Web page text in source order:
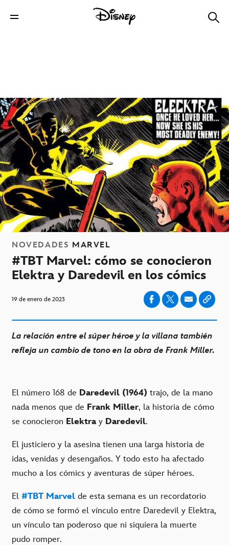
NOVEDADES MARVEL
#TBT Marvel: cómo se conocieron
Elektra y Daredevil en los cómics
19 de enero de 2023
La relación entre el súper héroe y la villana también
refleja un cambio de tono en la obra de Frank Miller.
El número 168 de Daredevil (1964) trajo, de la mano
nada menos que de Frank Miller, la historia de cómo
se conocieron Elektray Daredevil.
El justiciero y la asesina tienen una larga historia de
idas, venidas y desengaños. Y todo esto ha afectado
mucho a los cómics y aventuras de súper héroes.
El #TBT Marvel de esta semana es un recordatorio
de cómo se formó el vínculo entre Daredevil y Elektra,
un vínculo tan poderoso que ni siquiera la muerte
pudo romper.